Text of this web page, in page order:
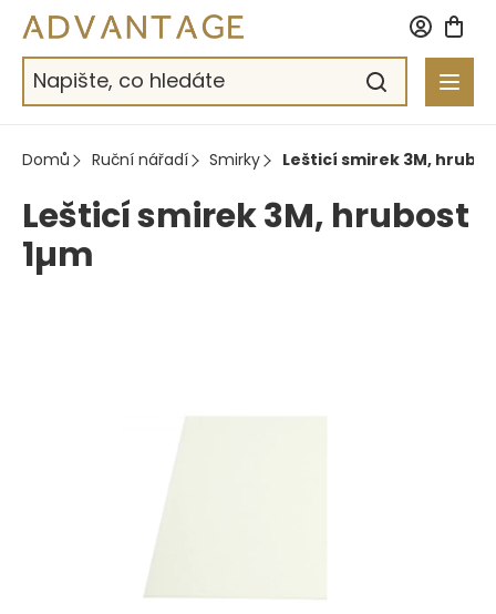
Přejít
obsah
Domů Ruční nářadí Smirky Lešticí smirek 3M,
Lešticí smirek 3M, hrubost
1µm